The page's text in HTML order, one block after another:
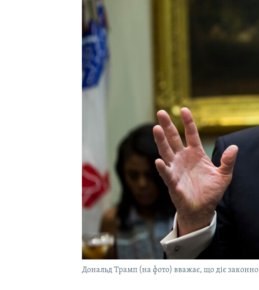
УКРАЇНСЬКА ПРОБЛЕМА КРИМУ
Дональд Трамп (на фото) вважає, що діє законно